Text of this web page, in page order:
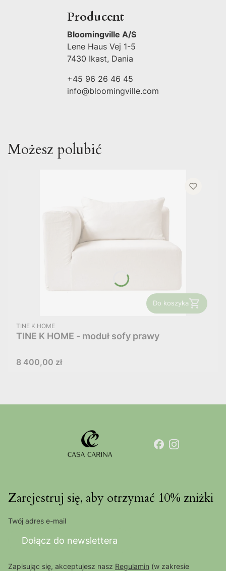
Producent
Bloomingville A/S
Lene Haus Vej 1-5
7430 Ikast, Dania
+45 96 26 46 45
info@bloomingville.com
Możesz polubić
Do koszyka
PRODUCENT
TINE K HOME
TINE K HOME - moduł sofy prawy
Cena
8 400,00 zł
Zarejestruj się, aby otrzymać 10% zniżki
Twój adres e-mail
Dołącz do newslettera
Zapisując się, akceptujesz nasz Regulamin (w zakresie